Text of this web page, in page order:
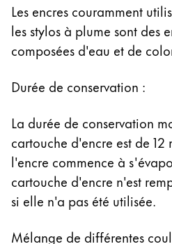
Les encres couramment
les stylos à plume sont des
composées d'eau et de
Durée de conservation :
La durée de conservation
cartouche d'encre est de 12
l'encre commence à
cartouche d'encre n'est
si elle n'a pas été utilisée.
Mélange de différentes